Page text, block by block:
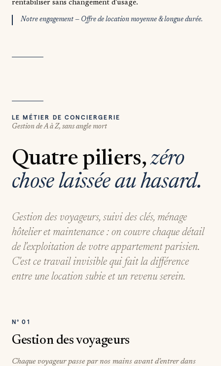
rentabiliser sans changement d'usage.
Notre engagement — Offre de location moyenne & longue durée.
LE MÉTIER DE CONCIERGERIE
Gestion de A à Z, sans angle mort
Quatre piliers, zéro
chose laissée au hasard.
Gestion des voyageurs, suivi des clés, ménage
hôtelier et maintenance : on couvre chaque détail
de l'exploitation de votre appartement parisien.
C'est ce travail invisible qui fait la différence
entre une location subie et un revenu serein.
N°01
Gestion des voyageurs
Chaque voyageur passe par nos mains avant d'entrer dans